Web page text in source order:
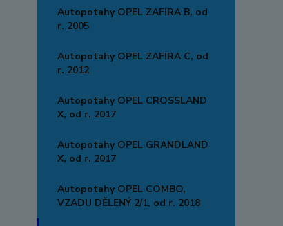
Autopotahy OPEL ZAFIRA B, od
r. 2005
Autopotahy OPEL ZAFIRA C, od
r. 2012
Autopotahy OPEL CROSSLAND
X, od r. 2017
Autopotahy OPEL GRANDLAND
X, od r. 2017
Autopotahy OPEL COMBO,
VZADU DĚLENÝ 2/1, od r. 2018